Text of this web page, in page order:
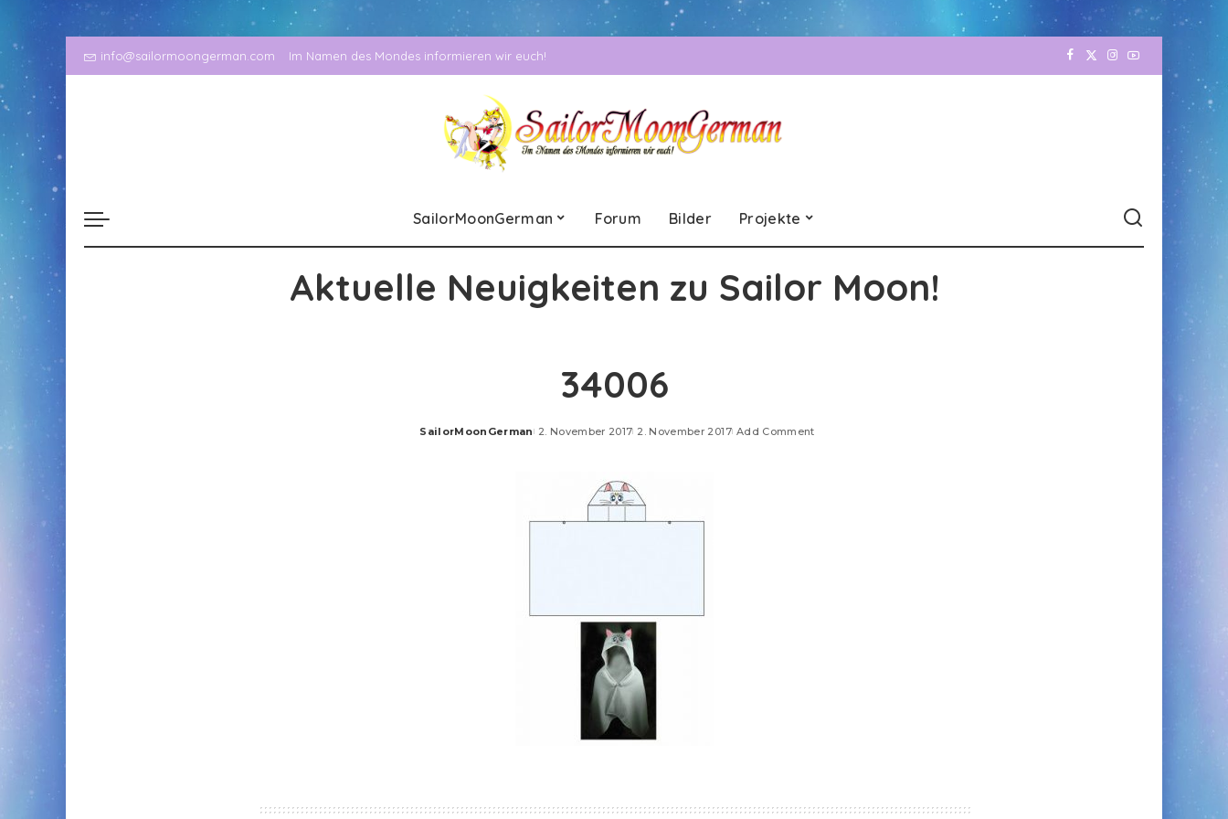
info@sailormoongerman.com Im Namen des Mondes informieren wir euch!
SailorMoonGerman Forum Bilder Projekte
Aktuelle Neuigkeiten zu Sailor Moon!
34006
Posted
SailorMoonGerman 2. November 2017 2. November 2017 Add Comment